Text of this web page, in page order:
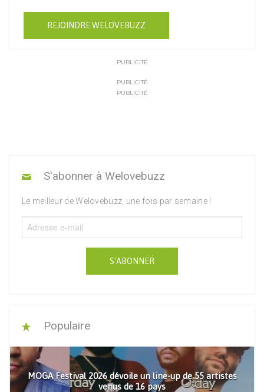
REJOINDRE WELOVEBUZZ
PUBLICITÉ
PUBLICITÉ
PUBLICITÉ
S'abonner à Welovebuzz
Le meilleur de Welovebuzz, une fois par semaine !
S'ABONNER
Populaire
MOGA Festival 2026 dévoile un line-up de 55 artistes
venus de 16 pays